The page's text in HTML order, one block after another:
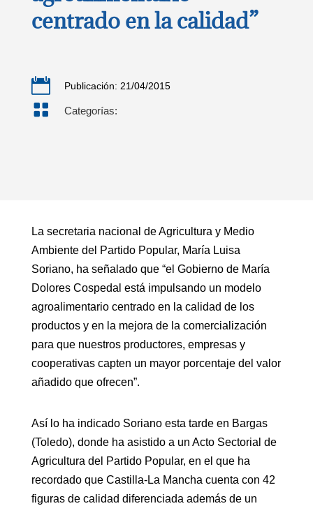
centrado en la calidad”
 Publicación: 21/04/2015
 Categorías:
La secretaria nacional de Agricultura y Medio
Ambiente del Partido Popular, María Luisa
Soriano, ha señalado que “el Gobierno de María
Dolores Cospedal está impulsando un modelo
agroalimentario centrado en la calidad de los
productos y en la mejora de la comercialización
para que nuestros productores, empresas y
cooperativas capten un mayor porcentaje del valor
añadido que ofrecen”.
Así lo ha indicado Soriano esta tarde en Bargas
(Toledo), donde ha asistido a un Acto Sectorial de
Agricultura del Partido Popular, en el que ha
recordado que Castilla-La Mancha cuenta con 42
figuras de calidad diferenciada además de un